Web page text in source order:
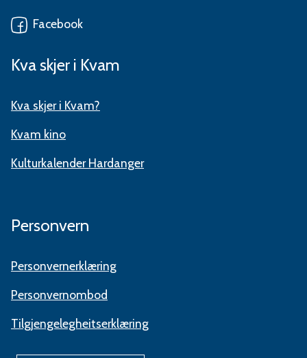
Facebook
Kva skjer i Kvam
Kva skjer i Kvam?
Kvam kino
Kulturkalender Hardanger
Personvern
Personvernerklæring
Personvernombod
Tilgjengelegheitserklæring